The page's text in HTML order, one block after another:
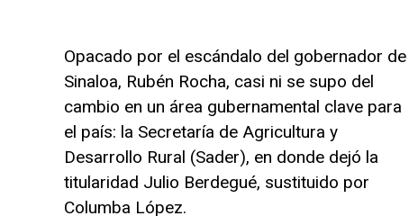
Opacado por el escándalo del gobernador de
Sinaloa, Rubén Rocha, casi ni se supo del
cambio en un área gubernamental clave para
el país: la Secretaría de Agricultura y
Desarrollo Rural (Sader), en donde dejó la
titularidad Julio Berdegué, sustituido por
Columba López.